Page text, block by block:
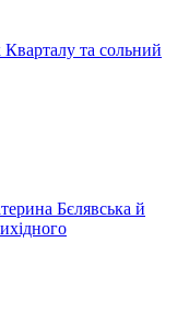
та сольний
Бєлявська й